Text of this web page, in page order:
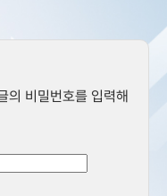
의 비밀번호를 입력해